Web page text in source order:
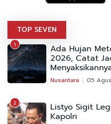
TOP SEVEN
1 Ada Hujan
2026, Catat
Nusantara 05
2 Listyo Sigit
Kapolri